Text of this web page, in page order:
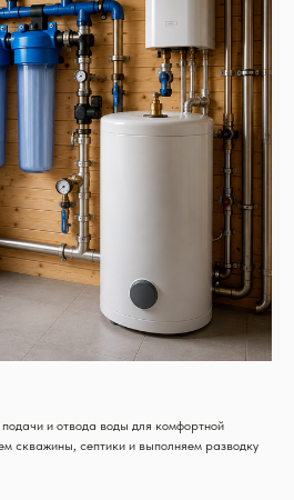
и отвода воды для комфортной
скважины, септики и выполняем разводку